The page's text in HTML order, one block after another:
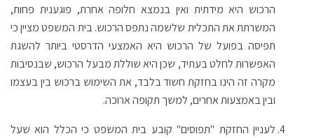
הרכוש היא מידתית ואין בנמצא חלופה אחרת, פוגענית פחות,
המשרתת את התכלית שלשמה נתפס הרכוש. בית המשפט מציין כי
תפיסה בפועל של הרכוש היא האמצעי הדרסטי ביותר להשגת
האפשרות לחלט בעתיד, שכן היא שוללת מבעל הרכוש, שבנסיבות
מקרה זה הינו בחזקת חשוד בלבד, את השימוש ברכוש בין בעצמו
ובין באמצעות אחרים, למשך תקופה ארוכה.
לעניין החזקת "תפוסים" קובע בית המשפט כי הכלל הוא שעל